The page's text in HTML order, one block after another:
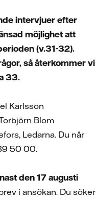
intervjuer efter
möjlighet att
(v.31-32).
så återkommer vi
33.
Karlsson
Blom
Ledarna. Du når
50 00.
den 17 augusti
i ansökan. Du söker